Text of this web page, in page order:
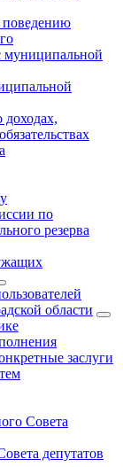
поведению
муниципальной
доходах,
по
резерва
области
заслуги
Совета
депутатов